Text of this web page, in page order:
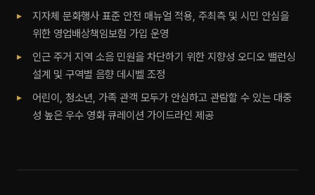
지자체 문화행사 표준 안전 매뉴얼 적용, 주최측 및 시민 안심을
위한 영업배상책임보험 가입 운영
인근 주거 지역 소음 민원을 차단하기 위한 지향성 오디오 밸런싱
설계 및 구역별 음향 데시벨 조정
어린이, 청소년, 가족 관객 모두가 안심하고 관람할 수 있는 대중
성 높은 우수 영화 큐레이션 가이드라인 제공